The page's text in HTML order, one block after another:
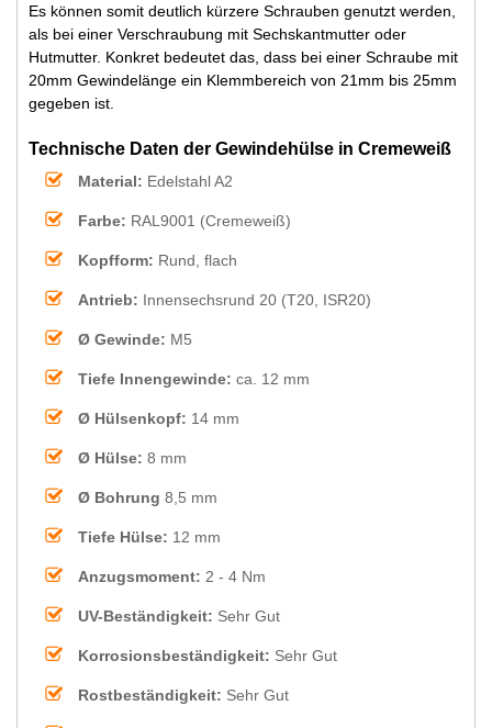
Es können somit deutlich kürzere Schrauben genutzt werden,
als bei einer Verschraubung mit Sechskantmutter oder
Hutmutter. Konkret bedeutet das, dass bei einer Schraube mit
20mm Gewindelänge ein Klemmbereich von 21mm bis 25mm
gegeben ist.
Technische Daten der Gewindehülse in Cremeweiß
Material: Edelstahl A2
Farbe: RAL9001 (Cremeweiß)
Kopfform: Rund, flach
Antrieb: Innensechsrund 20 (T20, ISR20)
Ø Gewinde: M5
Tiefe Innengewinde: ca. 12 mm
Ø Hülsenkopf: 14 mm
Ø Hülse: 8 mm
Ø Bohrung 8,5 mm
Tiefe Hülse: 12 mm
Anzugsmoment: 2 - 4 Nm
UV-Beständigkeit: Sehr Gut
Korrosionsbeständigkeit: Sehr Gut
Rostbeständigkeit: Sehr Gut